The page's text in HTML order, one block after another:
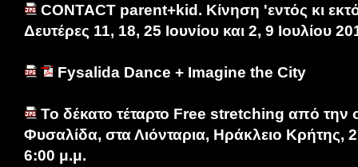
CONTACT parent+kid. Κίνηση 'εντός κι
Δευτέρες 11, 18, 25 Ιουνίου και 2, 9 Ιουλίου
Fysalida Dance + Imagine the City
Το δέκατο τέταρτο Free stretching από
Φυσαλίδα, στα Λιόνταρια, Ηράκλειο Κρήτης,
6:00 μ.μ.